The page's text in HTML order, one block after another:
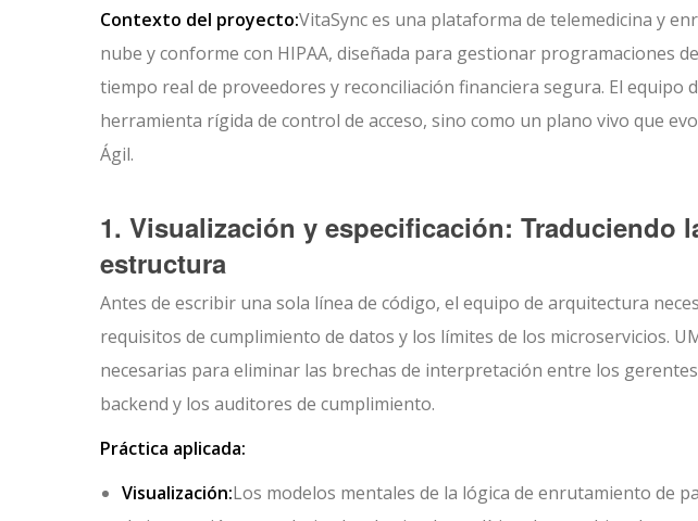
Contexto del proyecto:VitaSync es una plataforma de telemedicina y
nube y conforme con HIPAA, diseñada para gestionar programaciones
tiempo real de proveedores y reconciliación financiera segura. El equipo
herramienta rígida de control de acceso, sino como un plano vivo que
Ágil.
1. Visualización y especificación: Traduciendo
estructura
Antes de escribir una sola línea de código, el equipo de arquitectura
requisitos de cumplimiento de datos y los límites de los microservicios.
necesarias para eliminar las brechas de interpretación entre los
backend y los auditores de cumplimiento.
Práctica aplicada:
Visualización:Los modelos mentales de la lógica de enrutamiento de